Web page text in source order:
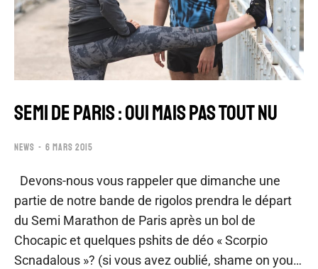
SEMI DE PARIS : OUI MAIS PAS TOUT NU
NEWS 6 MARS 2015
Devons-nous vous rappeler que dimanche une
partie de notre bande de rigolos prendra le départ
du Semi Marathon de Paris après un bol de
Chocapic et quelques pshits de déo « Scorpio
Scnadalous »? (si vous avez oublié, shame on you…